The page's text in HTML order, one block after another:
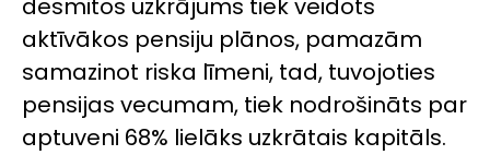
desmitos uzkrājums tiek veidots
aktīvākos pensiju plānos, pamazām
samazinot riska līmeni, tad, tuvojoties
pensijas vecumam, tiek nodrošināts par
aptuveni 68% lielāks uzkrātais kapitāls.